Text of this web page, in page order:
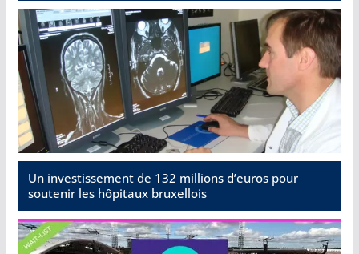
Un investissement de 132 millions d’euros pour
soutenir les hôpitaux bruxellois